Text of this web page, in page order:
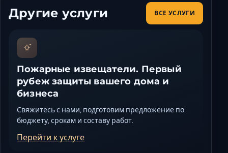
Другие услуги ВСЕ УСЛУГИ
Пожарные извещатели. Первый
рубеж защиты вашего дома и
бизнеса
Свяжитесь с нами, подготовим предложение по
бюджету, срокам и составу работ.
Перейти к услуге